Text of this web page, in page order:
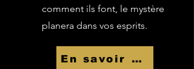
comment ils font, le mystère
planera dans vos esprits.
En savoir Plus